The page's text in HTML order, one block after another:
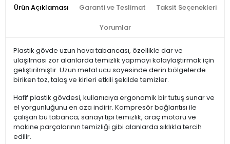
Ürün Açıklaması Garanti ve Teslimat Taksit Seçenekleri
Yorumlar
Plastik gövde uzun hava tabancası, özellikle dar ve
ulaşılması zor alanlarda temizlik yapmayı kolaylaştırmak için
geliştirilmiştir. Uzun metal ucu sayesinde derin bölgelerde
biriken toz, talaş ve kirleri etkili şekilde temizler.
Hafif plastik gövdesi, kullanıcıya ergonomik bir tutuş sunar ve
el yorgunluğunu en aza indirir. Kompresör bağlantısı ile
çalışan bu tabanca; sanayi tipi temizlik, araç motoru ve
makine parçalarının temizliği gibi alanlarda sıklıkla tercih
edilir.